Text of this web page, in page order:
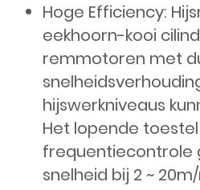
Hoge Efficiency:
eekhoorn-kooi
remmotoren met
hijswerkniveaus
Het lopende
frequentiecontrole
snelheid bij 2 ~